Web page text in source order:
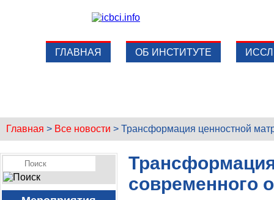
ГЛАВНАЯ ОБ ИНСТИТУТЕ
Главная > Все новости > Трансформация ценностной
современного